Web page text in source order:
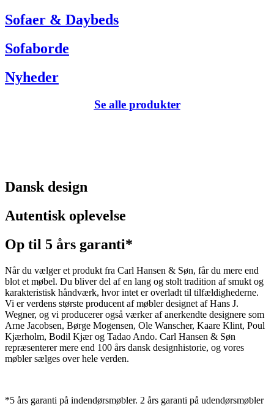
Sofaer & Daybeds
Sofaborde
Nyheder
Se alle produkter
Dansk design
Autentisk oplevelse
Op til 5 års garanti*
Når du vælger et produkt fra Carl Hansen & Søn, får du mere end
blot et møbel. Du bliver del af en lang og stolt tradition af smukt og
karakteristisk håndværk, hvor intet er overladt til tilfældighederne.
Vi er verdens største producent af møbler designet af Hans J.
Wegner, og vi producerer også værker af anerkendte designere som
Arne Jacobsen, Børge Mogensen, Ole Wanscher, Kaare Klint, Poul
Kjærholm, Bodil Kjær og Tadao Ando. Carl Hansen & Søn
repræsenterer mere end 100 års dansk designhistorie, og vores
møbler sælges over hele verden.
*5 års garanti på indendørsmøbler. 2 års garanti på udendørsmøbler